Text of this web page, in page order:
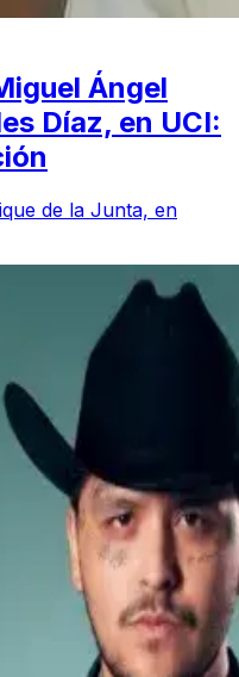
Ángel
Díaz, en UCI:
de la Junta, en